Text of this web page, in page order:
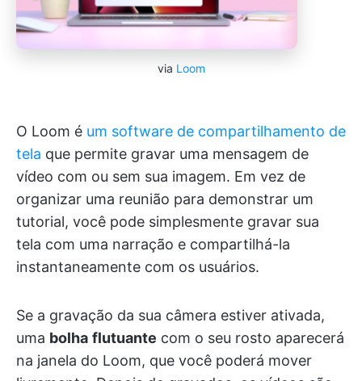
via Loom
O Loom é um software de compartilhamento de
tela que permite gravar uma mensagem de
vídeo com ou sem sua imagem. Em vez de
organizar uma reunião para demonstrar um
tutorial, você pode simplesmente gravar sua
tela com uma narração e compartilhá-la
instantaneamente com os usuários.
Se a gravação da sua câmera estiver ativada,
uma bolha flutuante com o seu rosto aparecerá
na janela do Loom, que você poderá mover